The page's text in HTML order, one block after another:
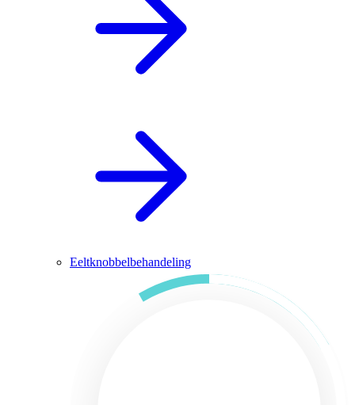
Eeltknobbelbehandeling